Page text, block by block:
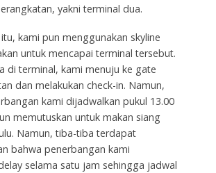
yakni terminal dua.
kami pun menggunakan skyline
untuk mencapai terminal tersebut.
di terminal, kami menuju ke gate
dan melakukan check-in. Namun,
kami dijadwalkan pukul 13.00
memutuskan untuk makan siang
Namun, tiba-tiba terdapat
bahwa penerbangan kami
selama satu jam sehingga jadwal